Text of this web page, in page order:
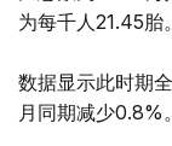
为每千人21.45胎。
数据显示此时期
月同期减少0.8%